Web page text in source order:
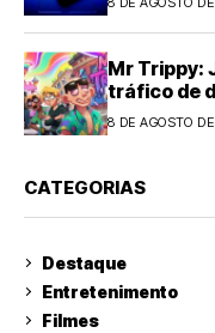
Mr Trippy:
tráfico de
8 DE AGOSTO
CATEGORIAS
Destaque
Entretenimento
Filmes